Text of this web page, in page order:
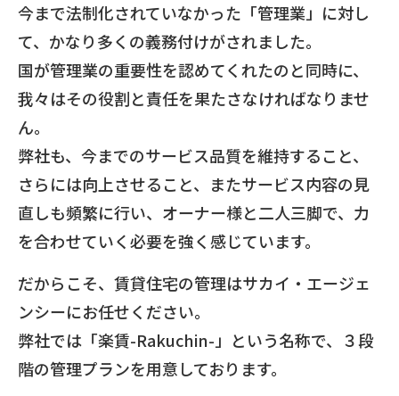
今まで法制化されていなかった「管理業」に対し
て、かなり多くの義務付けがされました。
国が管理業の重要性を認めてくれたのと同時に、
我々はその役割と責任を果たさなければなりませ
ん。
弊社も、今までのサービス品質を維持すること、
さらには向上させること、またサービス内容の見
直しも頻繁に行い、オーナー様と二人三脚で、力
を合わせていく必要を強く感じています。
だからこそ、賃貸住宅の管理はサカイ・エージェ
ンシーにお任せください。
弊社では「楽賃-Rakuchin-」という名称で、３段
階の管理プランを用意しております。